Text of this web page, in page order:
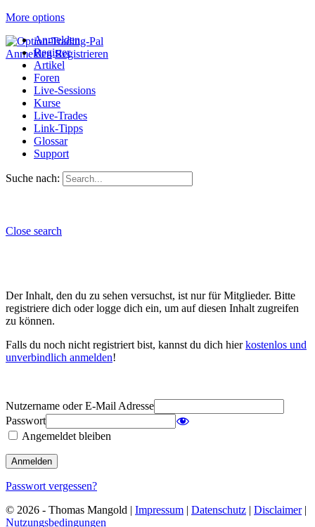
More options
Anmelden Registrieren
Anmelden
Register
Artikel
Foren
Live-Sessions
Kurse
Live-Trades
Link-Tipps
Glossar
Support
Suche nach:
Close search
Der Inhalt, den du zu sehen versuchst, ist nur für Mitglieder. Bitte
registriere dich oder logge dich ein, um auf diesen Inhalt zugreifen
zu können.
Falls du noch nicht registriert bist, kannst du dich hierkostenlos und
unverbindlich anmelden!
Nutzername oder E-Mail Adresse
Passwort
Angemeldet bleiben
Passwort vergessen?
© 2026 - Thomas Mangold | Impressum | Datenschutz | Disclaimer|
Nutzungsbedingungen